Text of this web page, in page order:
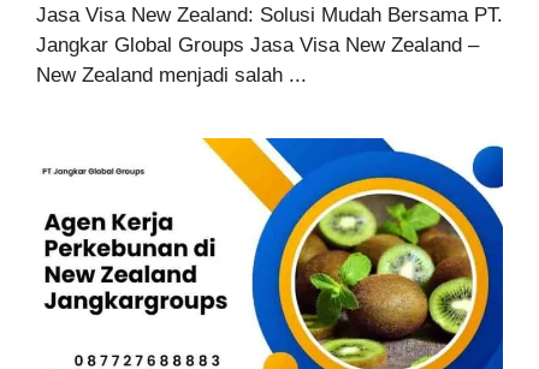
Jasa Visa New Zealand: Solusi Mudah Bersama PT.
Jangkar Global Groups Jasa Visa New Zealand –
New Zealand menjadi salah ...